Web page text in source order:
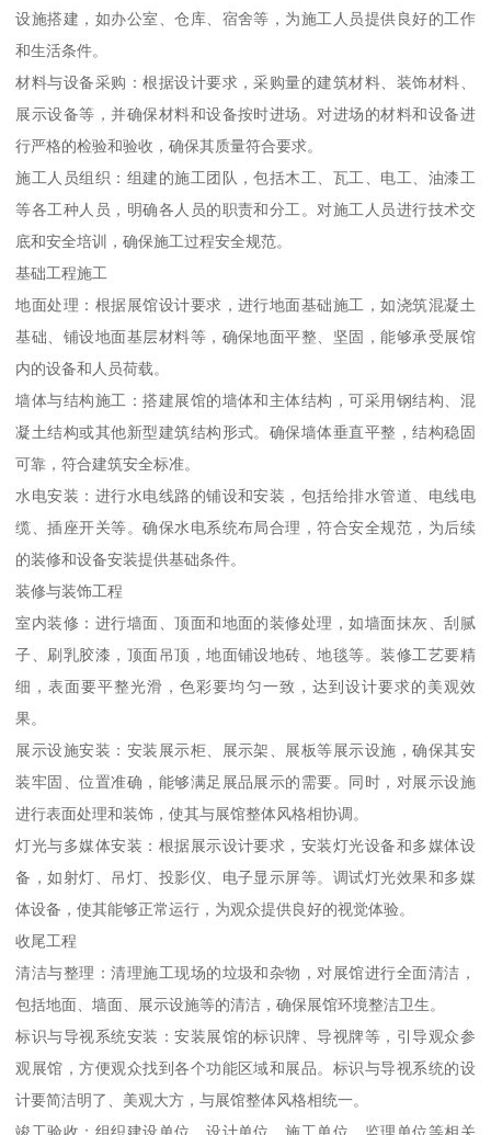
设施搭建，如办公室、仓库、宿舍等，为施工人员提供良好的工作
和生活条件。
材料与设备采购：根据设计要求，采购量的建筑材料、装饰材料、
展示设备等，并确保材料和设备按时进场。对进场的材料和设备进
行严格的检验和验收，确保其质量符合要求。
施工人员组织：组建的施工团队，包括木工、瓦工、电工、油漆工
等各工种人员，明确各人员的职责和分工。对施工人员进行技术交
底和安全培训，确保施工过程安全规范。
基础工程施工
地面处理：根据展馆设计要求，进行地面基础施工，如浇筑混凝土
基础、铺设地面基层材料等，确保地面平整、坚固，能够承受展馆
内的设备和人员荷载。
墙体与结构施工：搭建展馆的墙体和主体结构，可采用钢结构、混
凝土结构或其他新型建筑结构形式。确保墙体垂直平整，结构稳固
可靠，符合建筑安全标准。
水电安装：进行水电线路的铺设和安装，包括给排水管道、电线电
缆、插座开关等。确保水电系统布局合理，符合安全规范，为后续
的装修和设备安装提供基础条件。
装修与装饰工程
室内装修：进行墙面、顶面和地面的装修处理，如墙面抹灰、刮腻
子、刷乳胶漆，顶面吊顶，地面铺设地砖、地毯等。装修工艺要精
细，表面要平整光滑，色彩要均匀一致，达到设计要求的美观效
果。
展示设施安装：安装展示柜、展示架、展板等展示设施，确保其安
装牢固、位置准确，能够满足展品展示的需要。同时，对展示设施
进行表面处理和装饰，使其与展馆整体风格相协调。
灯光与多媒体安装：根据展示设计要求，安装灯光设备和多媒体设
备，如射灯、吊灯、投影仪、电子显示屏等。调试灯光效果和多媒
体设备，使其能够正常运行，为观众提供良好的视觉体验。
收尾工程
清洁与整理：清理施工现场的垃圾和杂物，对展馆进行全面清洁，
包括地面、墙面、展示设施等的清洁，确保展馆环境整洁卫生。
标识与导视系统安装：安装展馆的标识牌、导视牌等，引导观众参
观展馆，方便观众找到各个功能区域和展品。标识与导视系统的设
计要简洁明了、美观大方，与展馆整体风格相统一。
竣工验收：组织建设单位、设计单位、施工单位、监理单位等相关